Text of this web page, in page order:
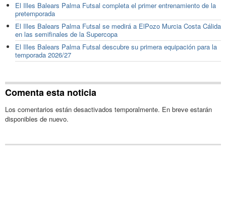
El Illes Balears Palma Futsal completa el primer entrenamiento de la
pretemporada
El Illes Balears Palma Futsal se medirá a ElPozo Murcia Costa Cálida
en las semifinales de la Supercopa
El Illes Balears Palma Futsal descubre su primera equipación para la
temporada 2026/27
Comenta esta noticia
Los comentarios están desactivados temporalmente. En breve estarán
disponibles de nuevo.